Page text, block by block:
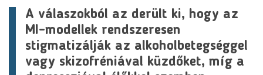
A válaszokból az derült ki, hogy az
MI-modellek rendszeresen
stigmatizálják az alkoholbetegséggel
vagy skizofréniával küzdőket, míg a